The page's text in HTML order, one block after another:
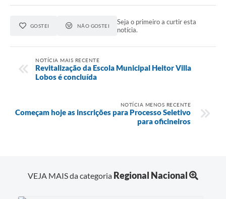
GOSTEI NÃO GOSTEI
Seja o primeiro a curtir esta
notícia.
NOTÍCIA MAIS RECENTE
Revitalização da Escola Municipal Heitor Villa
Lobos é concluída
NOTÍCIA MENOS RECENTE
Começam hoje as inscrições para Processo Seletivo
para oficineiros
VEJA MAIS da categoria Regional Nacional